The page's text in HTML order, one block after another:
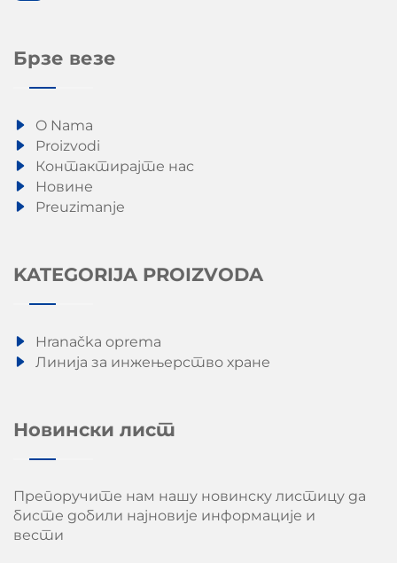
Брзе везе
O Nama
Proizvodi
Контактирајте нас
Новине
Preuzimanje
KATEGORIJA PROIZVODA
Hranačka oprema
Линија за инжењерство хране
Новински лист
Препоручите нам нашу новинску листицу да
бисте добили најновије информације и
вести